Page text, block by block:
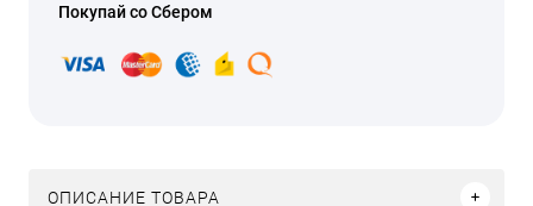
Покупай со Сбером
ОПИСАНИЕ ТОВАРА